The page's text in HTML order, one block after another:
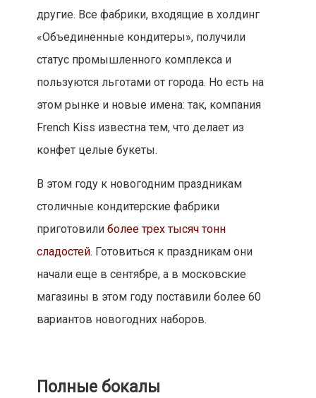
другие. Все фабрики, входящие в холдинг
«Объединенные кондитеры», получили
статус промышленного комплекса и
пользуются льготами от города. Но есть на
этом рынке и новые имена: так, компания
French Kiss известна тем, что делает из
конфет целые букеты.
В этом году к новогодним праздникам
столичные кондитерские фабрики
приготовили более трех тысяч тонн
сладостей. Готовиться к праздникам они
начали еще в сентябре, а в московские
магазины в этом году поставили более 60
вариантов новогодних наборов.
Полные бокалы